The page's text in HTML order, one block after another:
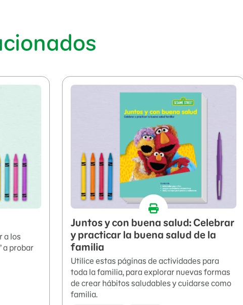
a los
a probar
Juntos y con buena salud: Celebrar
y practicar la buena salud de la
familia
Utilice estas páginas de actividades para
toda la familia, para explorar nuevas formas
de crear hábitos saludables y cuidarse como
familia.